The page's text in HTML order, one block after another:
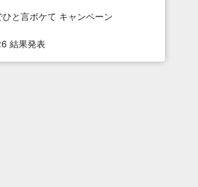
と言ボケて キャンペーン
結果発表